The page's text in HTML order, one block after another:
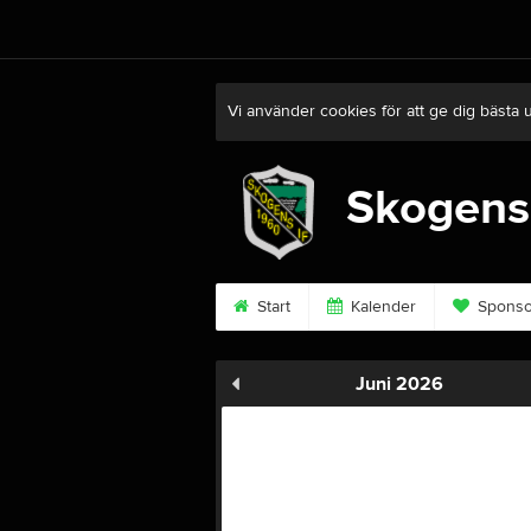
Vi använder cookies för att ge dig bästa
Start Kalender
Juni 2026